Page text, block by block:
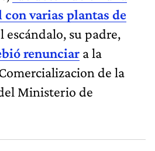
varias plantas de
escándalo, su padre,
renunciar a la
de la
Ministerio de